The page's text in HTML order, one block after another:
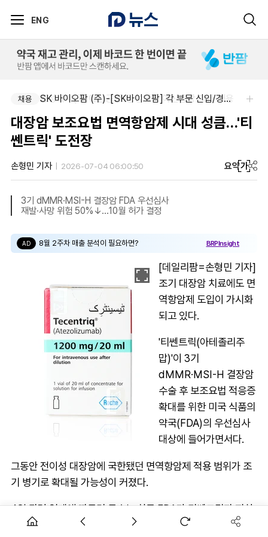
ENG
채용 동성제약(주)아산공장-동성제약 아산공장 약사 채용
채용 SK 바이오팜 (주)-[SK바이오팜] 각 부문 신입/경력 구성원 영입
대장암 보조요법 면역항암제 시대 성큼…'티
쎈트릭' 도전장
손형민 기자 2026-07-04 06:00:50 요약가
3기 dMMR·MSI-H 결장암 FDA 우선심사
재발·사망 위험 50%↓…10월 허가 결정
AD 8월 2주차 매출 분석이 필요하면? BRPInsight
[데일리팜=손형민 기자]
조기 대장암 치료에도 면
역항암제 도입이 가시화
되고 있다.
'티쎈트릭(아테졸리주
맙)'이 3기
dMMR·MSI-H 결장암
수술 후 보조요법 적응증
확대를 위한 미국 식품의
약국(FDA)의 우선심사
대상에 들어가면서다.
그동안 전이성 대장암에 국한됐던 면역항암제 적용 범위가 조
기 병기로 확대될 가능성이 커졌다.
4일 관련 업계에 따르면 로슈는 최근 FDA가 티쎈트릭과 피하
주사(SC) 제형인 티쎈트릭 하이브레자의 적응증 확대를 위한